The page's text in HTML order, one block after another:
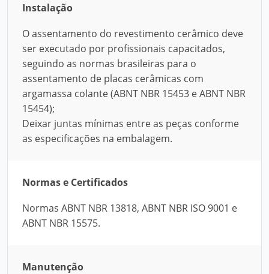
Instalação
O assentamento do revestimento cerâmico deve
ser executado por profissionais capacitados,
seguindo as normas brasileiras para o
assentamento de placas cerâmicas com
argamassa colante (ABNT NBR 15453 e ABNT NBR
15454);
Deixar juntas mínimas entre as peças conforme
as especificações na embalagem.
Normas e Certificados
Normas ABNT NBR 13818, ABNT NBR ISO 9001 e
ABNT NBR 15575.
Manutenção